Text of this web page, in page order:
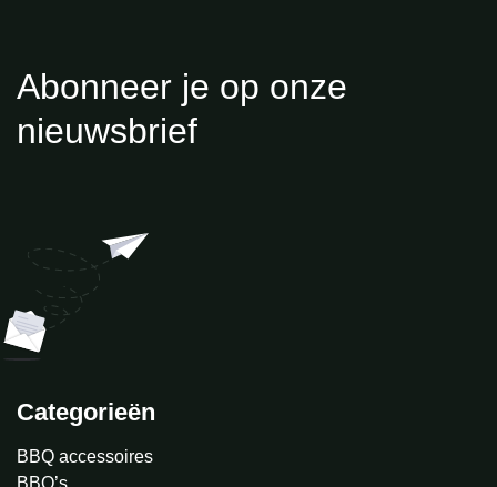
Abonneer je op onze
nieuwsbrief
Categorieën
BBQ accessoires
BBQ’s